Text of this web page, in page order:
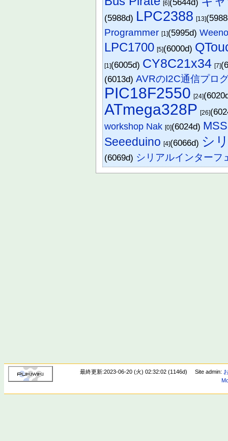
[6](5644d)
(5988d) LPC2388 [13]
Programmer [1](5995d)
LPC1700 [5](6000d)
[1](6005d) CY8C21x34 [7]
(6013d)AVRのI2C通信プロ
PIC18F2550 [24]
ATmega328P [26]
workshop Nak [0](6024d)
Seeeduino [4](6066d) シ
(6069d) シリアルインターフ
最終更新:2023-06-20 (火) 02:32:02 (1146d) Site admin: